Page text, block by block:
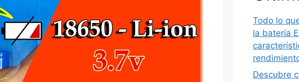
Todo lo
la batería
Descubre